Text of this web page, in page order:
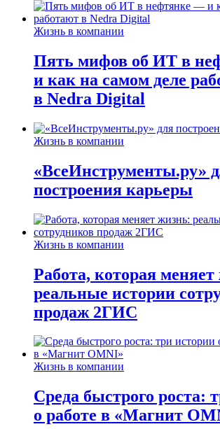
Жизнь в компании
Пять мифов об ИТ в
и как на самом деле
в Nedra Digital
Жизнь в компании
«ВсеИнструменты.ру»
построения карьеры
Жизнь в компании
Работа, которая
реальные истории
продаж 2ГИС
Жизнь в компании
Среда быстрого роста:
о работе в «Магнит